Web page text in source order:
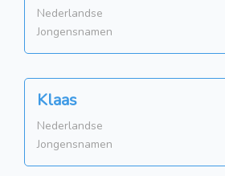
Nederlandse
Jongensnamen
Klaas
Nederlandse
Jongensnamen